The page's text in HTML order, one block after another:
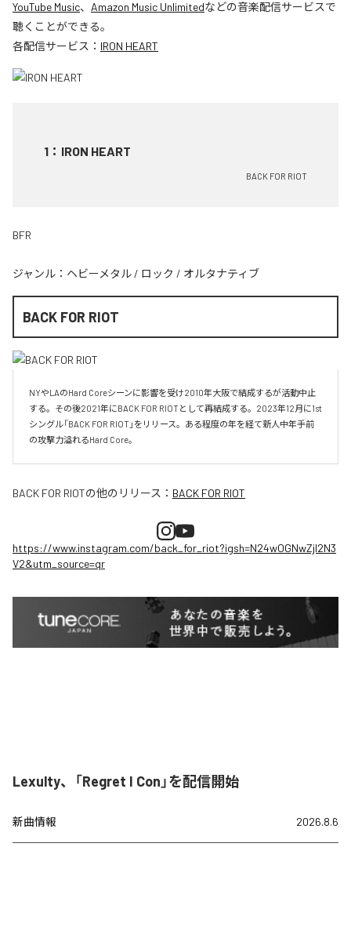
YouTube Music、 Amazon Music Unlimitedなどの音楽配信サービスで
聴くことができる。
各配信サービス： IRON HEART
1 ： IRON HEART
BACK FOR RIOT
BFR
ジャンル： ヘビーメタル / ロック / オルタナティブ
BACK FOR RIOT
NYやLAのHard Coreシーンに影響を受け2010年大阪で結成するが活動中止
する。その後2021年にBACK FOR RIOTとして再結成する。2023年12月に1st
シングル「BACK FOR RIOT」をリリース。ある程度の年を経て新人中年手前
の攻撃力溢れるHard Core。
BACK FOR RIOTの他のリリース： BACK FOR RIOT
https://www.instagram.com/back_for_riot?igsh=N24wOGNwZjI2N3
V2&utm_source=qr
Lexulty、「Regret I Con」を配信開始
新曲情報 2026.8.6